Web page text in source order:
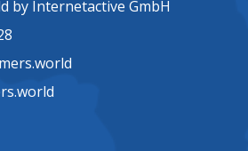
by Internetactive GmbH